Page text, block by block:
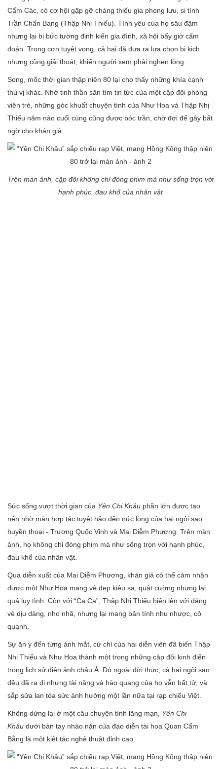
Cẩm Các, có cơ hội gặp gỡ chàng thiếu gia phong lưu, si tình
Trần Chấn Bang (Thập Nhị Thiếu). Tình yêu của họ sâu đậm
nhưng lại bị bức tường định kiến gia đình, xã hội bấy giờ cấm
đoán. Trong cơn tuyệt vọng, cả hai đã đưa ra lựa chọn bi kịch
nhưng cũng giải thoát, khiến người xem phải nghẹn lòng.
Song, mốc thời gian thập niên 80 lại cho thấy những khía cạnh
thú vị khác. Nhờ tinh thần săn tìm tin tức của một cặp đôi phóng
viên trẻ, những góc khuất chuyện tình của Như Hoa và Thập Nhị
Thiếu năm nào cuối cùng cũng được bóc trần, chờ đợi để gây bất
ngờ cho khán giả.
Trên màn ảnh, cặp đôi không chỉ đóng phim mà như sống trọn với
hạnh phúc, đau khổ của nhân vật
Sức sống vượt thời gian của Yên Chi Khâu phần lớn được tạo
nên nhờ màn hợp tác tuyệt hảo đến nức lòng của hai ngôi sao
huyền thoại - Trương Quốc Vinh và Mai Diễm Phương. Trên màn
ảnh, họ không chỉ đóng phim mà như sống trọn với hạnh phúc,
đau khổ của nhân vật.
Qua diễn xuất của Mai Diễm Phương, khán giả có thể cảm nhận
được một Như Hoa mang vẻ đẹp kiêu sa, quật cường nhưng lại
quá lụy tình. Còn với “Ca Ca”, Thập Nhị Thiếu hiện lên với dáng
vẻ dịu dàng, nho nhã, nhưng lại mang bản tính nhu nhược, cô
quạnh.
Sự ăn ý đến từng ánh mắt, cử chỉ của hai diễn viên đã biến Thập
Nhị Thiếu và Như Hoa thành một trong những cặp đôi kinh điển
trong lịch sử điện ảnh châu Á. Dù ngoài đời thực, cả hai ngôi sao
đều đã ra đi nhưng tài năng và hào quang của họ vẫn bất tử, và
sắp sửa lan tỏa sức ảnh hưởng một lần nữa tại rạp chiếu Việt.
Không dừng lại ở một câu chuyện tình lãng mạn, Yên Chi
Khâu dưới bàn tay nhào nặn của đạo diễn tài hoa Quan Cẩm
Bằng là một kiệt tác nghệ thuật đỉnh cao.